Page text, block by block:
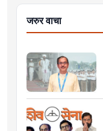
जरुर वाचा